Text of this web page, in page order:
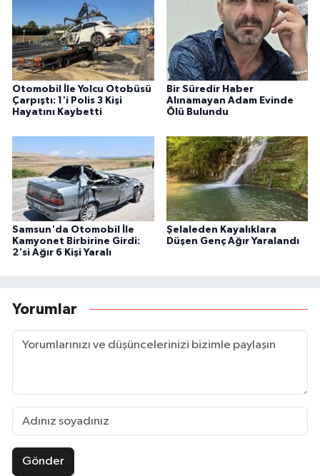
Otomobil İle Yolcu Otobüsü
Çarpıştı: 1'i Polis 3 Kişi
Hayatını Kaybetti
Bir Süredir Haber
Alınamayan Adam Evinde
Ölü Bulundu
Samsun'da Otomobil İle
Kamyonet Birbirine Girdi:
2'si Ağır 6 Kişi Yaralı
Şelaleden Kayalıklara
Düşen Genç Ağır Yaralandı
Yorumlar
Gönder